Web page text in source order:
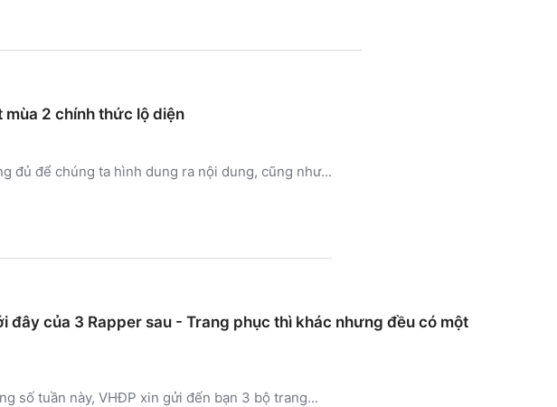
mùa 2 chính thức lộ diện
đủ để chúng ta hình dung ra nội dung, cũng như...
đây của 3 Rapper sau - Trang phục thì khác nhưng đều có một
số tuần này, VHĐP xin gửi đến bạn 3 bộ trang...